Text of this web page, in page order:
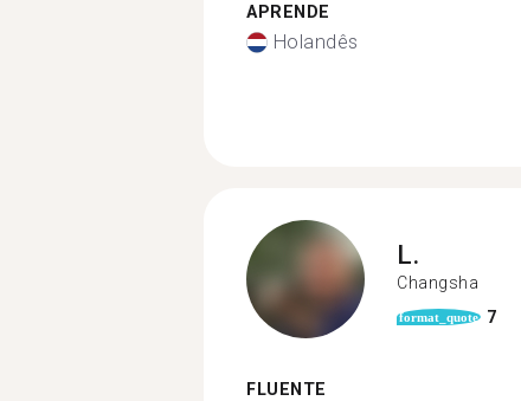
APRENDE
Holandês
L.
Changsha
format_quote 7
FLUENTE